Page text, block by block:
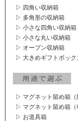
▷ 四角い収納箱
▷ 多角形の収納箱
▷ 小さな四角い収納箱
▷ 小さな丸い収納箱
▷ オープン収納箱
▷ 大きめギフトボック
▷ マグネット留め箱（
▷ マグネット留め箱（
▷ お道具箱